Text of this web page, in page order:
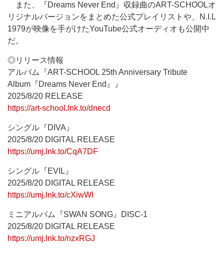
また、『Dreams Never End』収録曲のART-SCHOOLオ
リジナルバージョンをまとめた公式プレイリストや、N.I.L
1979が映像を手がけたYouTube公式オーディオも公開中
だ。
◎リリース情報
アルバム『ART-SCHOOL 25th Anniversary Tribute
Album『Dreams Never End』』
2025/8/20 RELEASE
https://art-school.lnk.to/dnecd
シングル『DIVA』
2025/8/20 DIGITAL RELEASE
https://umj.lnk.to/CqA7DF
シングル『EVIL』
2025/8/20 DIGITAL RELEASE
https://umj.lnk.to/cXiwWl
ミニアルバム『SWAN SONG』DISC-1
2025/8/20 DIGITAL RELEASE
https://umj.lnk.to/nzxRGJ